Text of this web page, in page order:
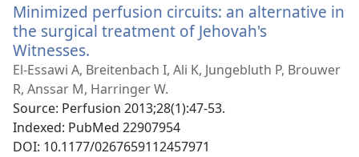
вікні)
Minimized perfusion circuits: an alternative in
the surgical treatment of Jehovah's
Witnesses.
у
новому
вікні)
El-Essawi A, Breitenbach I, Ali K, Jungebluth P, Brouwer
R, Anssar M, Harringer W.
Source‎: Perfusion 2013;28(1):47-53.
Indexed‎: PubMed 22907954
DOI‎: 10.1177/0267659112457971